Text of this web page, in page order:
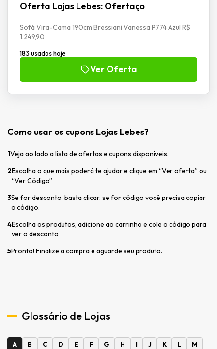
Oferta Lojas Lebes: Ofertaço
Sofá Vira-Cama 190cm Bressiani Vanessa P774 Azul R$
1.249,90
183 usados hoje
Ver Oferta
Como usar os cupons Lojas Lebes?
1Veja ao lado a lista de ofertas e cupons disponíveis.
2Escolha o que mais poderá te ajudar e clique em “Ver oferta” ou
“Ver Código”
3Se for desconto, basta clicar. se for código você precisa copiar
o código.
4Escolha os produtos, adicione ao carrinho e cole o código para
ver o desconto
5Pronto! Finalize a compra e aguarde seu produto.
Glossário de Lojas
A B C D E F G H I J K L
M